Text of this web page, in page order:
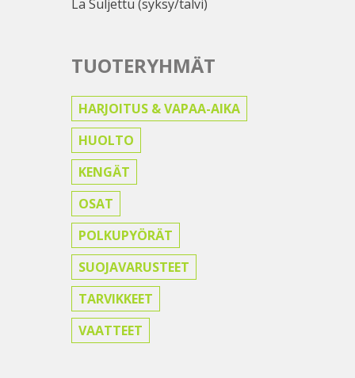
La Suljettu (syksy/talvi)
TUOTERYHMÄT
HARJOITUS & VAPAA-AIKA
HUOLTO
KENGÄT
OSAT
POLKUPYÖRÄT
SUOJAVARUSTEET
TARVIKKEET
VAATTEET